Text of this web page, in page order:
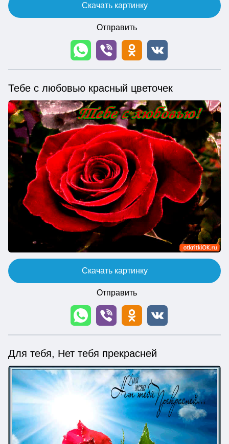
Скачать картинку
Отправить
Тебе с любовью красный цветочек
Скачать картинку
Отправить
Для тебя, Нет тебя прекрасней